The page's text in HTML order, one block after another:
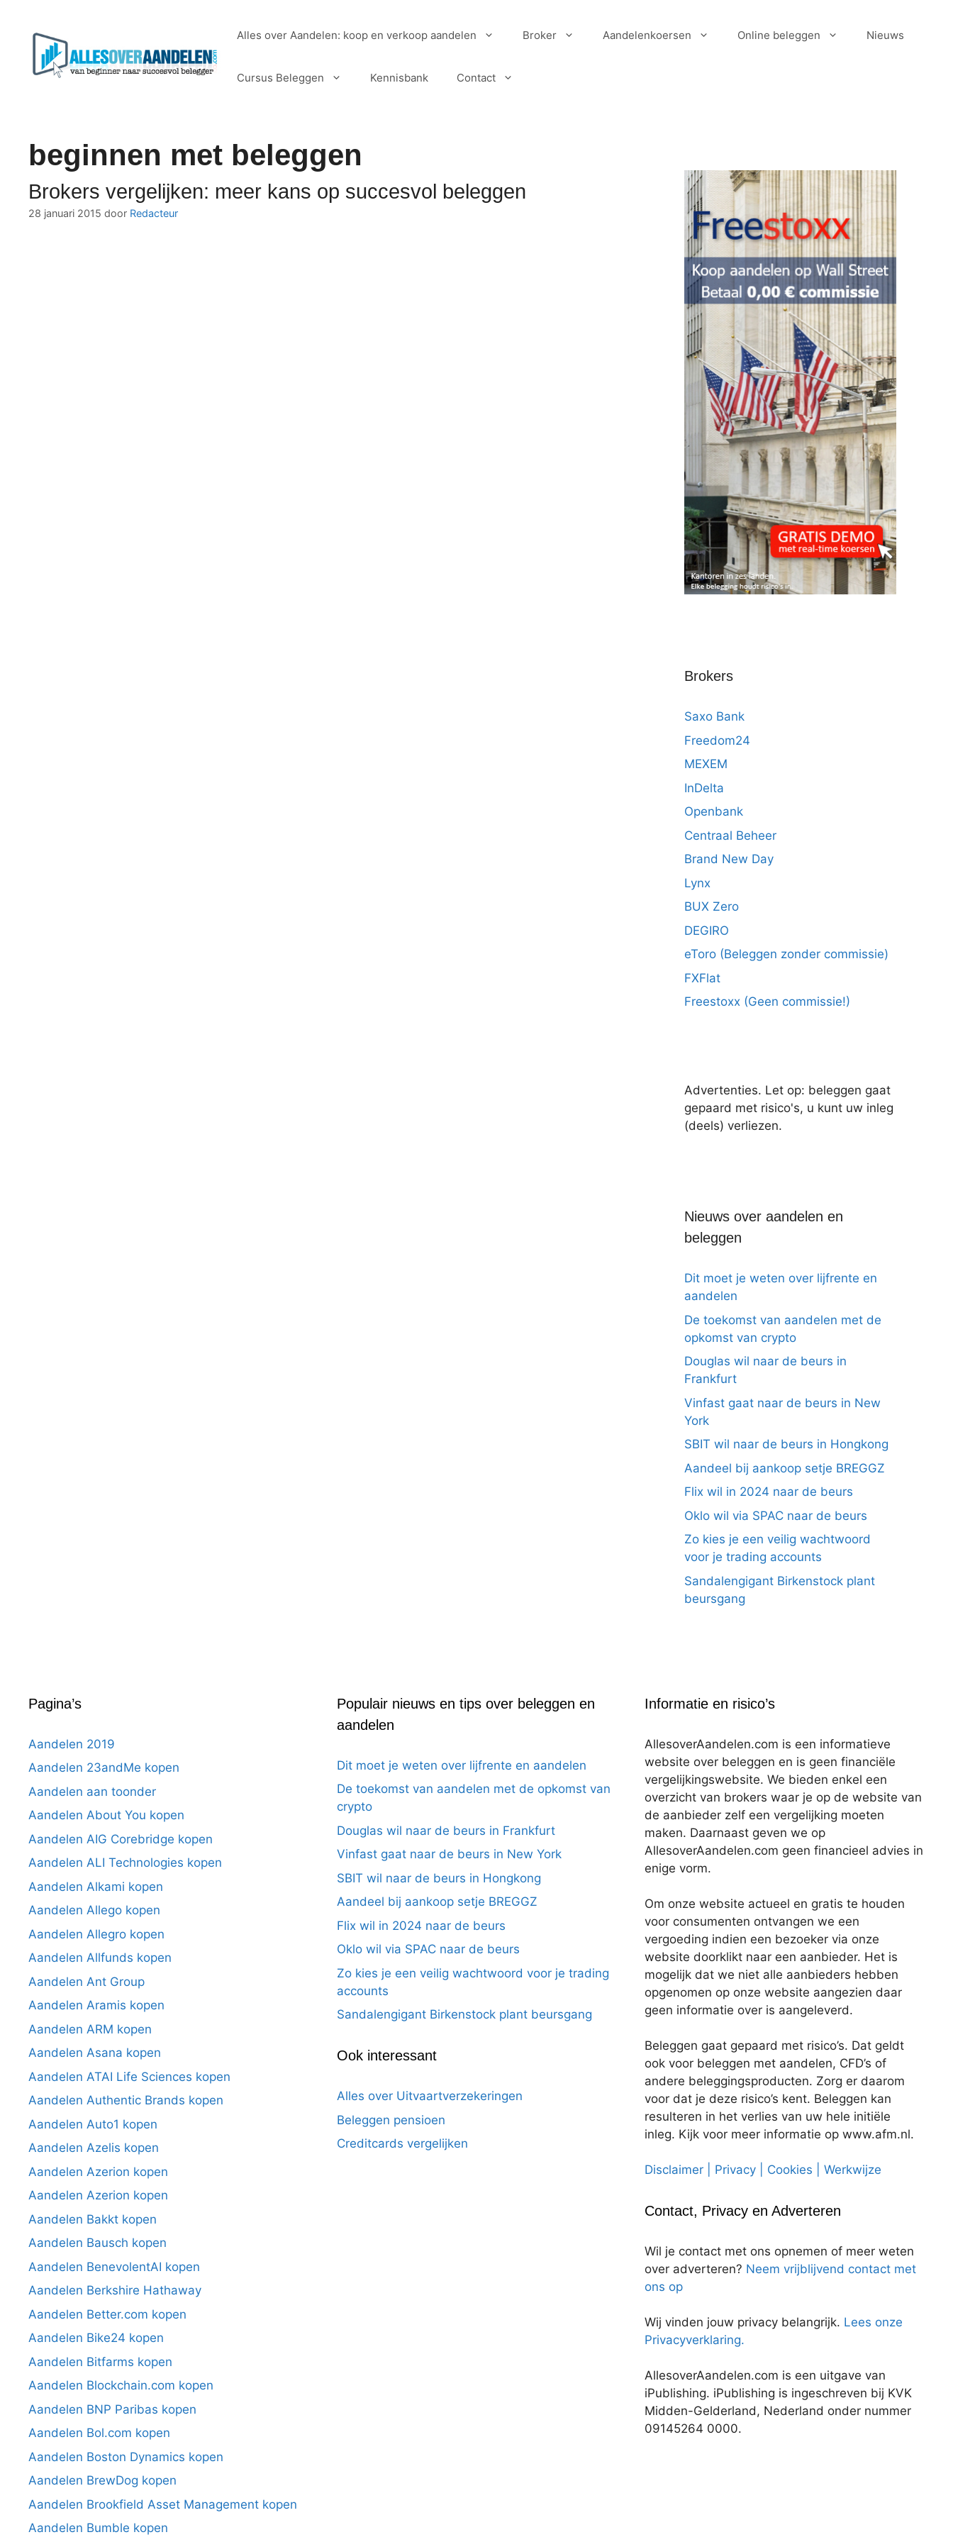
Alles over Aandelen: koop en verkoop aandelen Broker Aandelenkoersen Online beleggen Nieuws
Cursus Beleggen Kennisbank Contact
beginnen met beleggen
Brokers vergelijken: meer kans op succesvol beleggen
28 januari 2015 door Redacteur
Brokers
Saxo Bank
Freedom24
MEXEM
InDelta
Openbank
Centraal Beheer
Brand New Day
Lynx
BUX Zero
DEGIRO
eToro (Beleggen zonder commissie)
FXFlat
Freestoxx (Geen commissie!)
Advertenties. Let op: beleggen gaat
gepaard met risico's, u kunt uw inleg
(deels) verliezen.
Nieuws over aandelen en
beleggen
Dit moet je weten over lijfrente en
aandelen
De toekomst van aandelen met de
opkomst van crypto
Douglas wil naar de beurs in
Frankfurt
Vinfast gaat naar de beurs in New
York
SBIT wil naar de beurs in Hongkong
Aandeel bij aankoop setje BREGGZ
Flix wil in 2024 naar de beurs
Oklo wil via SPAC naar de beurs
Zo kies je een veilig wachtwoord
voor je trading accounts
Sandalengigant Birkenstock plant
beursgang
Pagina’s
Aandelen 2019
Aandelen 23andMe kopen
Aandelen aan toonder
Aandelen About You kopen
Aandelen AIG Corebridge kopen
Aandelen ALI Technologies kopen
Aandelen Alkami kopen
Aandelen Allego kopen
Aandelen Allegro kopen
Aandelen Allfunds kopen
Aandelen Ant Group
Aandelen Aramis kopen
Aandelen ARM kopen
Aandelen Asana kopen
Aandelen ATAI Life Sciences kopen
Aandelen Authentic Brands kopen
Aandelen Auto1 kopen
Aandelen Azelis kopen
Aandelen Azerion kopen
Aandelen Azerion kopen
Aandelen Bakkt kopen
Aandelen Bausch kopen
Aandelen BenevolentAI kopen
Aandelen Berkshire Hathaway
Aandelen Better.com kopen
Aandelen Bike24 kopen
Aandelen Bitfarms kopen
Aandelen Blockchain.com kopen
Aandelen BNP Paribas kopen
Aandelen Bol.com kopen
Aandelen Boston Dynamics kopen
Aandelen BrewDog kopen
Aandelen Brookfield Asset Management kopen
Aandelen Bumble kopen
Populair nieuws en tips over beleggen en
aandelen
Dit moet je weten over lijfrente en aandelen
De toekomst van aandelen met de opkomst van
crypto
Douglas wil naar de beurs in Frankfurt
Vinfast gaat naar de beurs in New York
SBIT wil naar de beurs in Hongkong
Aandeel bij aankoop setje BREGGZ
Flix wil in 2024 naar de beurs
Oklo wil via SPAC naar de beurs
Zo kies je een veilig wachtwoord voor je trading
accounts
Sandalengigant Birkenstock plant beursgang
Ook interessant
Alles over Uitvaartverzekeringen
Beleggen pensioen
Creditcards vergelijken
Informatie en risico’s
AllesoverAandelen.com is een informatieve
website over beleggen en is geen financiële
vergelijkingswebsite. We bieden enkel een
overzicht van brokers waar je op de website van
de aanbieder zelf een vergelijking moeten
maken. Daarnaast geven we op
AllesoverAandelen.com geen financieel advies in
enige vorm.
Om onze website actueel en gratis te houden
voor consumenten ontvangen we een
vergoeding indien een bezoeker via onze
website doorklikt naar een aanbieder. Het is
mogelijk dat we niet alle aanbieders hebben
opgenomen op onze website aangezien daar
geen informatie over is aangeleverd.
Beleggen gaat gepaard met risico’s. Dat geldt
ook voor beleggen met aandelen, CFD’s of
andere beleggingsproducten. Zorg er daarom
voor dat je deze risico’s kent. Beleggen kan
resulteren in het verlies van uw hele initiële
inleg. Kijk voor meer informatie op www.afm.nl.
Disclaimer | Privacy | Cookies | Werkwijze
Contact, Privacy en Adverteren
Wil je contact met ons opnemen of meer weten
over adverteren? Neem vrijblijvend contact met
ons op
Wij vinden jouw privacy belangrijk. Lees onze
Privacyverklaring.
AllesoverAandelen.com is een uitgave van
iPublishing. iPublishing is ingeschreven bij KVK
Midden-Gelderland, Nederland onder nummer
09145264 0000.